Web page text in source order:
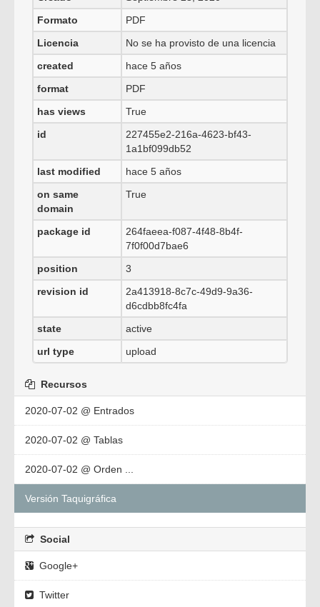
Formato
PDF
Licencia
No se ha provisto de una licencia
created
hace 5 años
format
PDF
has views
True
id
227455e2-216a-4623-bf43-
1a1bf099db52
last modified
hace 5 años
on same
domain
True
package id
264faeea-f087-4f48-8b4f-
7f0f00d7bae6
position
3
revision id
2a413918-8c7c-49d9-9a36-
d6cdbb8fc4fa
state
active
url type
upload
Recursos
2020-07-02 @ Entrados
2020-07-02 @ Tablas
2020-07-02 @ Orden ...
Versión Taquigráfica
Social
Google+
Twitter